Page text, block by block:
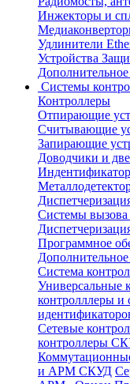
Инжекторы и
Удлинители
Устройства
Системы
Контроллеры
Отпирающие
Считывающие
Запирающие
Доводчики и
Системы вызова
Программное
Система
Универсальные
контролллеры
Сетевые
контроллеры
и АРМ СКУД